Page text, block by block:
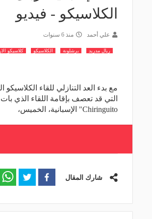
الكلاسيكو - فيديو
علي أحمد منذ 6 سنوات
ريال مدريد برشلونة الكلاسيكو كلاسيكو
مع بدء العد التنازلي للقاء
Chiringuito" الإسبانية، الخميس،
شارك المقال